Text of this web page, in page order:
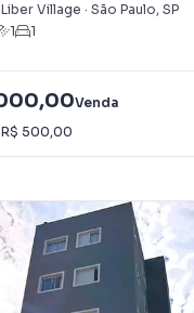
Village · São Paulo, SP
1 1
Venda
R$ 500,00